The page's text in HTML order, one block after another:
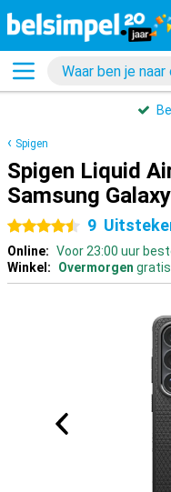
Spigen
Spigen Liquid
Samsung
4.5 sterren
9
Online: Voor 23:00 uur
Winkel:
Overmorgen